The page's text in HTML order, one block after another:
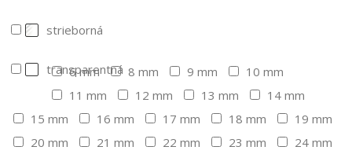
strieborná
transparentná
6 mm 8 mm 9 mm
10 mm
11 mm
12 mm 13 mm
14 mm
15 mm
16 mm 17 mm 18 mm
19 mm
20 mm
21 mm 22 mm 23 mm
24 mm